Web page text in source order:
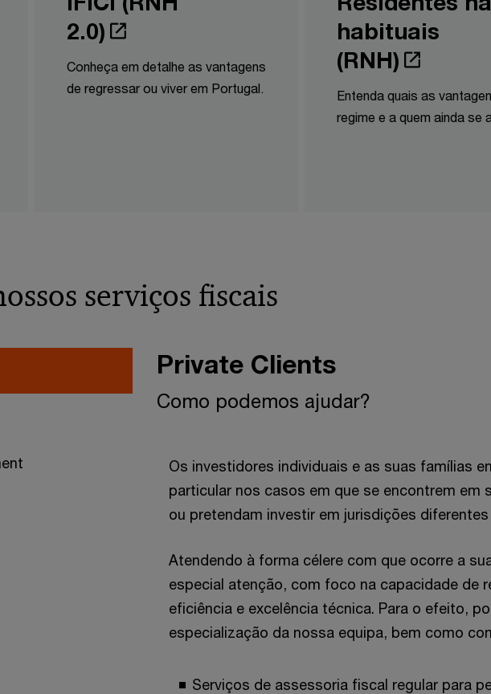
2.0)
Conheça em detalhe as vantagens
de regressar ou viver em Portugal.
habituais
(RNH)
Entenda quais as
regime e a quem ainda se
serviços fiscais
Private Clients
Como podemos ajudar?
Os investidores individuais e as suas famílias
particular nos casos em que se encontrem em
ou pretendam investir em jurisdições
Atendendo à forma célere com que ocorre a
especial atenção, com foco na capacidade de
eficiência e excelência técnica. Para o efeito,
especialização da nossa equipa, bem como
Serviços de assessoria fiscal regular para